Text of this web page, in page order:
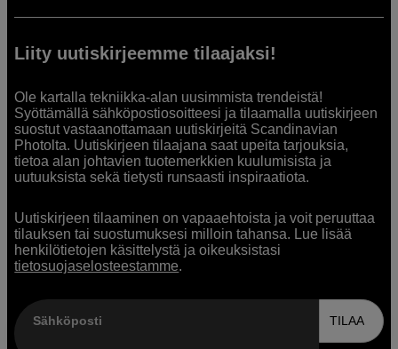
Liity uutiskirjeemme tilaajaksi!
Ole kartalla tekniikka-alan uusimmista trendeistä!
Syöttämällä sähköpostiosoitteesi ja tilaamalla uutiskirjeen
suostut vastaanottamaan uutiskirjeitä Scandinavian
Photolta. Uutiskirjeen tilaajana saat upeita tarjouksia,
tietoa alan johtavien tuotemerkkien kuulumisista ja
uutuuksista sekä tietysti runsaasti inspiraatiota.
Uutiskirjeen tilaaminen on vapaaehtoista ja voit peruuttaa
tilauksen tai suostumuksesi milloin tahansa. Lue lisää
henkilötietojen käsittelystä ja oikeuksistasi
tietosuojaselosteestamme.
Sähköposti TILAA